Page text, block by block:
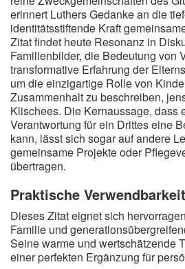
erinnert Luthers Gedanke an die
identitätsstiftende Kraft
Zitat findet heute Resonanz in
Familienbilder, die Bedeutung von
transformative Erfahrung der
um die einzigartige Rolle von
Zusammenhalt zu beschreiben,
Klischees. Die Kernaussage, dass
Verantwortung für ein Drittes eine
kann, lässt sich sogar auf andere
gemeinsame Projekte oder
übertragen.
Praktische Verwendbarkeit
Dieses Zitat eignet sich
Familie und
Seine warme und wertschätzende
einer perfekten Ergänzung für